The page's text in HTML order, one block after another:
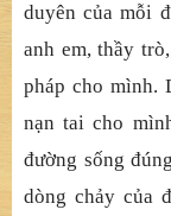
duyên của mỗi
anh em, thầy
pháp cho mình.
nạn tai cho
đường sống
dòng chảy của